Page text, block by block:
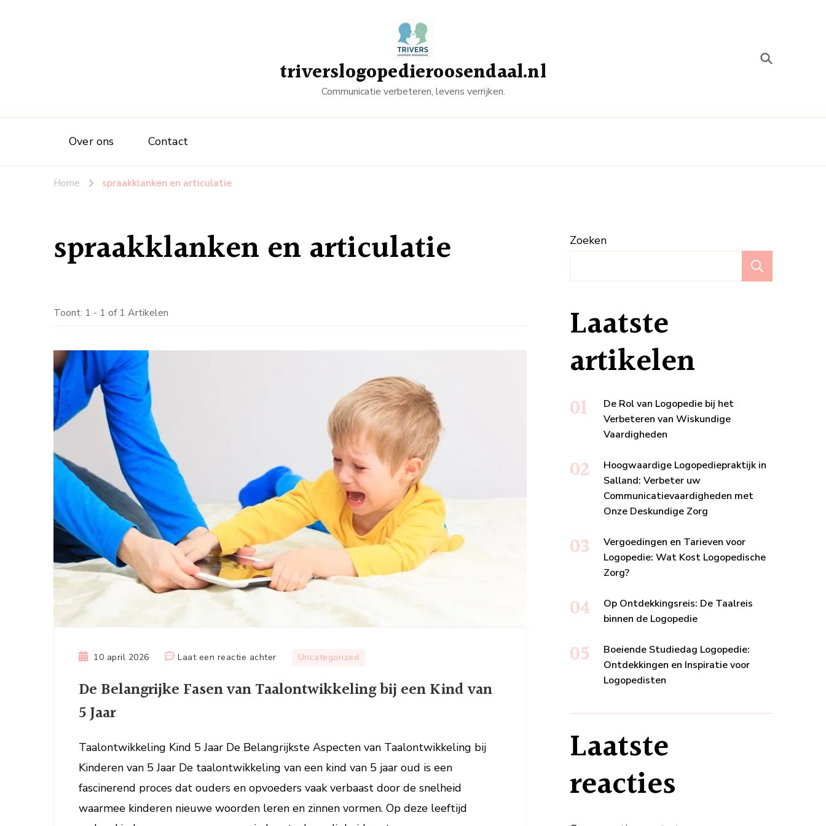
triverslogopedieroosendaal.nl
Communicatie verbeteren, levens verrijken.
Over ons Contact
Home spraakklanken en articulatie
spraakklanken en articulatie
Toont: 1 - 1 of 1 Artikelen
10 april 2026 Laat een reactie achterop
Belangrijke
bij
een
Kind
Uncategorized
De Belangrijke Fasen van Taalontwikkeling bij een Kind van
5 Jaar
Taalontwikkeling Kind 5 Jaar De Belangrijkste Aspecten van Taalontwikkeling bij
Kinderen van 5 Jaar De taalontwikkeling van een kind van 5 jaar oud is een
fascinerend proces dat ouders en opvoeders vaak verbaast door de snelheid
waarmee kinderen nieuwe woorden leren en zinnen vormen. Op deze leeftijd
Zoeken
Laatste
artikelen
De Rol van Logopedie bij het
Verbeteren van Wiskundige
Vaardigheden
Hoogwaardige Logopediepraktijk in
Salland: Verbeter uw
Communicatievaardigheden met
Onze Deskundige Zorg
Vergoedingen en Tarieven voor
Logopedie: Wat Kost Logopedische
Zorg?
Op Ontdekkingsreis: De Taalreis
binnen de Logopedie
Boeiende Studiedag Logopedie:
Ontdekkingen en Inspiratie voor
Logopedisten
Laatste
reacties